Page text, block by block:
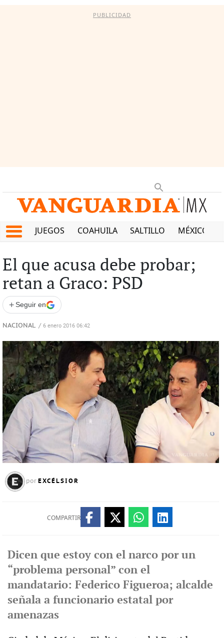
PUBLICIDAD
JUEGOS COAHUILA SALTILLO MÉXICO
El que acusa debe probar;
retan a Graco: PSD
+ Seguir en
NACIONAL / 6 enero 2016 06:42
por EXCÉLSIOR
COMPARTIR
Dicen que estoy con el narco por un
“problema personal” con el
mandatario: Federico Figueroa; alcalde
señala a funcionario estatal por
amenazas